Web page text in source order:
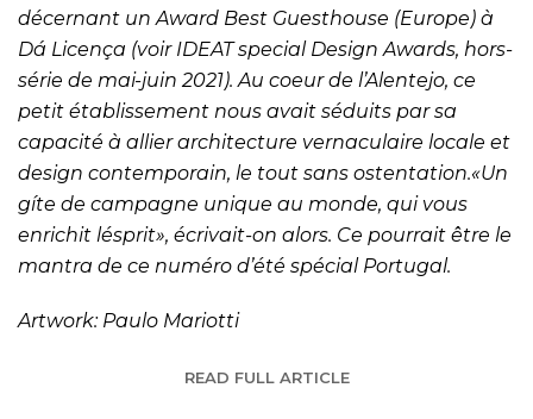
décernant un Award Best Guesthouse (Europe) à
Dá Licença (voir IDEAT special Design Awards, hors-
série de mai-juin 2021). Au coeur de l’Alentejo, ce
petit établissement nous avait séduits par sa
capacité à allier architecture vernaculaire locale et
design contemporain, le tout sans ostentation.«Un
gíte de campagne unique au monde, qui vous
enrichit lésprit», écrivait-on alors. Ce pourrait être le
mantra de ce numéro d’été spécial Portugal.
Artwork: Paulo Mariotti
READ FULL ARTICLE